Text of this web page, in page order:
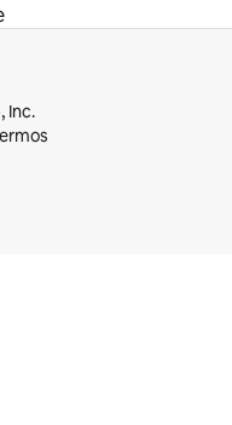
Inc.